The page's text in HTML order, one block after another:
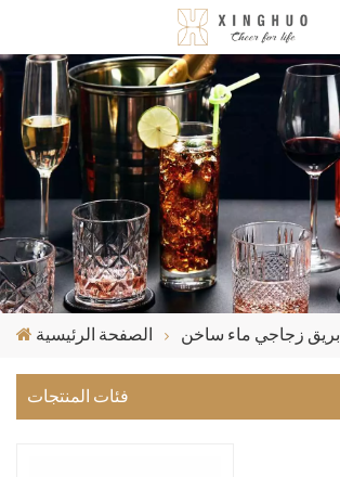
الصفحة الرئيسية إبريق زجاجي ماء ساخن
فئات المنتجات